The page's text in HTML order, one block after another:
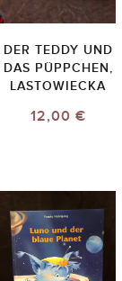
DER TEDDY UND
DAS PÜPPCHEN,
LASTOWIECKA
12,00 €